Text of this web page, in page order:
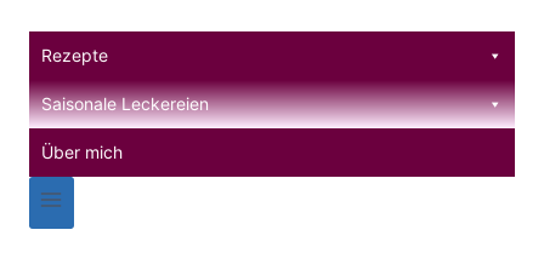
Inhalt
springen
Rezepte
Saisonale Leckereien
Über mich